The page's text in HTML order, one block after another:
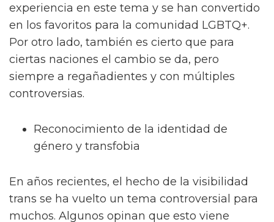
experiencia en este tema y se han convertido
en los favoritos para la comunidad LGBTQ+.
Por otro lado, también es cierto que para
ciertas naciones el cambio se da, pero
siempre a regañadientes y con múltiples
controversias.
Reconocimiento de la identidad de
género y transfobia
En años recientes, el hecho de la visibilidad
trans se ha vuelto un tema controversial para
muchos. Algunos opinan que esto viene